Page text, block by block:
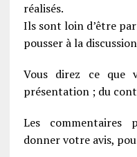
réalisés.
Ils sont loin d’être
pousser à la
Vous direz ce que
présentation ; du
Les commentaires
donner votre avis,